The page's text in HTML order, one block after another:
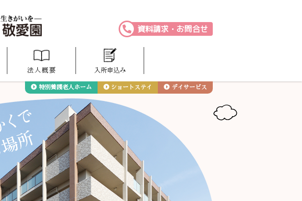
法人概要 入所申込み
資料請求・お問合せ
特別養護老人ホーム ショートステイ デイサービス